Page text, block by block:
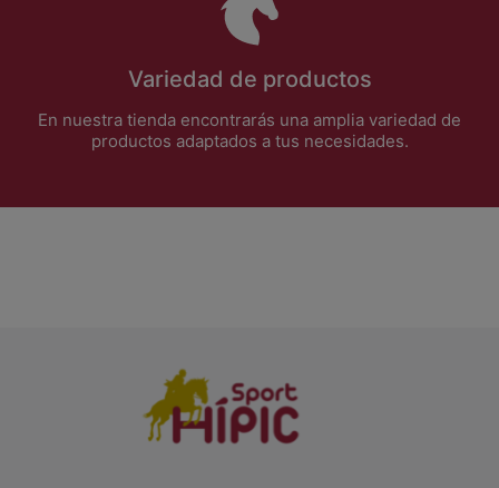
Variedad de productos
En nuestra tienda encontrarás una amplia variedad de
productos adaptados a tus necesidades.